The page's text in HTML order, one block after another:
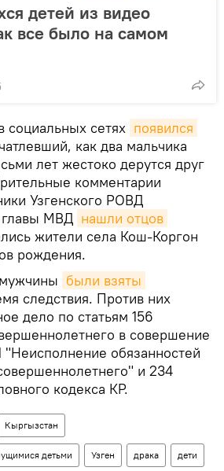
детей из видео
все было на самом
социальных сетях появился
как два мальчика
лет жестоко дерутся друг
комментарии
Узгенского РОВД
главы МВД нашли отцов
жители села Кош-Коргон
рождения.
были взяты
следствия. Против них
дело по статьям 156
в совершение
"Неисполнение обязанностей
и 234
кодекса КР.
Кыргызстан
детьми Узген драка дети